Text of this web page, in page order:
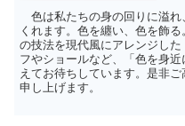
色は私たちの身の回りに溢れ
くれます。色を纏い、色を飾
の技法を現代風にアレンジし
フやショールなど、「色を身
えてお待ちしています。是非
申し上げます。